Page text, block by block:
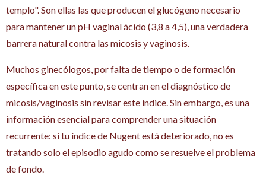
templo". Son ellas las que producen el glucógeno necesario
para mantener un pH vaginal ácido (3,8 a 4,5), una verdadera
barrera natural contra las micosis y vaginosis.
Muchos ginecólogos, por falta de tiempo o de formación
específica en este punto, se centran en el diagnóstico de
micosis/vaginosis sin revisar este índice. Sin embargo, es una
información esencial para comprender una situación
recurrente: si tu índice de Nugent está deteriorado, no es
tratando solo el episodio agudo como se resuelve el problema
de fondo.